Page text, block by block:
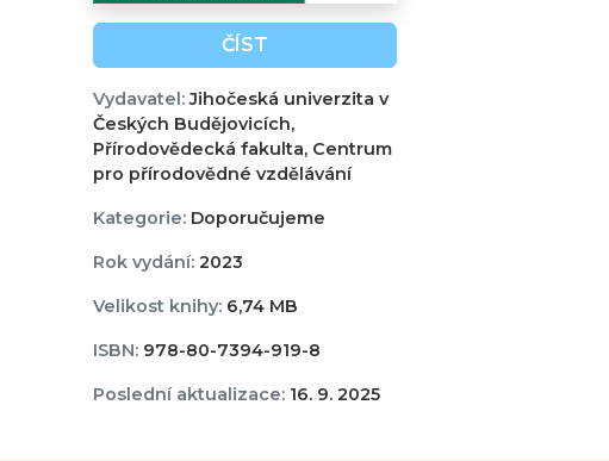
ČÍST
Vydavatel:Jihočeská univerzita v
Českých Budějovicích,
Přírodovědecká fakulta, Centrum
pro přírodovědné vzdělávání
Kategorie:Doporučujeme
Rok vydání:2023
Velikost knihy:6,74 MB
ISBN:978-80-7394-919-8
Poslední aktualizace:16. 9. 2025